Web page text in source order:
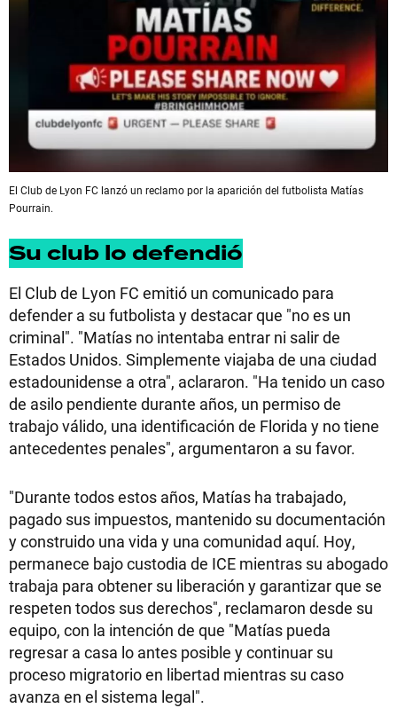
El Club de Lyon FC lanzó un reclamo por la aparición del futbolista Matías
Pourrain.
Su club lo defendió
El Club de Lyon FC emitió un comunicado para
defender a su futbolista y destacar que "no es un
criminal". "Matías no intentaba entrar ni salir de
Estados Unidos. Simplemente viajaba de una ciudad
estadounidense a otra", aclararon. "Ha tenido un caso
de asilo pendiente durante años, un permiso de
trabajo válido, una identificación de Florida y no tiene
antecedentes penales", argumentaron a su favor.
"Durante todos estos años, Matías ha trabajado,
pagado sus impuestos, mantenido su documentación
y construido una vida y una comunidad aquí. Hoy,
permanece bajo custodia de ICE mientras su abogado
trabaja para obtener su liberación y garantizar que se
respeten todos sus derechos", reclamaron desde su
equipo, con la intención de que "Matías pueda
regresar a casa lo antes posible y continuar su
proceso migratorio en libertad mientras su caso
avanza en el sistema legal".